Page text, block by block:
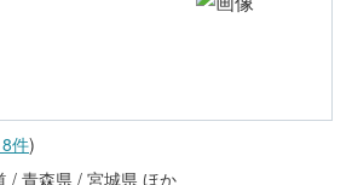
件)
/ 青森県 / 宮城県 ほか